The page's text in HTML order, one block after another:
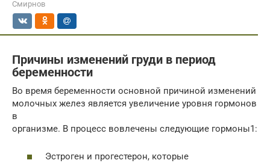
Смирнов
Причины изменений груди в период
беременности
Во время беременности основной причиной изменений
молочных желез является увеличение уровня гормонов
в
организме. В процесс вовлечены следующие гормоны1:
Эстроген и прогестерон, которые